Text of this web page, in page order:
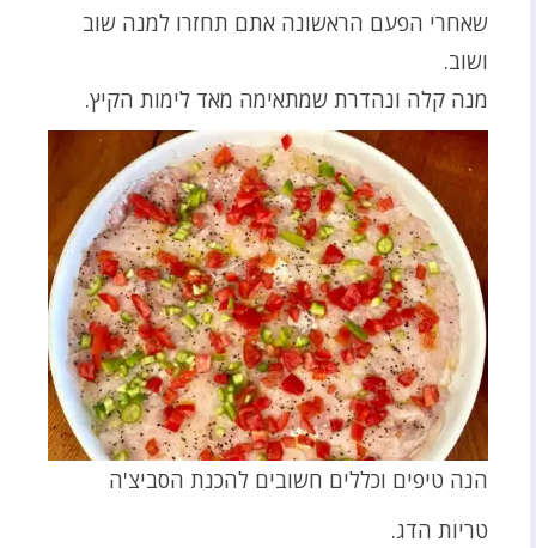
שאחרי הפעם הראשונה אתם תחזרו למנה שוב
ושוב.
מנה קלה ונהדרת שמתאימה מאד לימות הקיץ.
הנה טיפים וכללים חשובים להכנת הסביצ'ה
טריות הדג.